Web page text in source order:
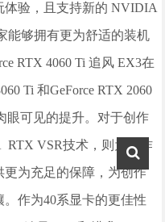
体验，且支持新的 NVIDIA
能够拥有更为舒适的装机
RTX 4060 Ti 追风 EX3在
Ti 和GeForce RTX 2060
眼可见的提升。对于创作
VSR技术，则为创作
为充足的保障，为创作
作为40系显卡的更佳性